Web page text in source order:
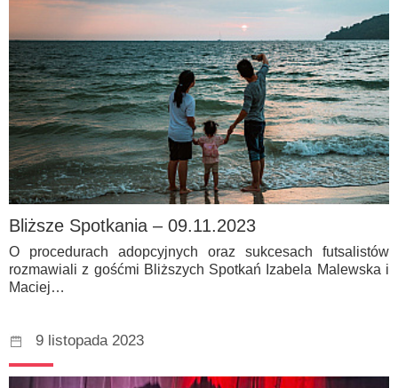
Bliższe Spotkania – 09.11.2023
O procedurach adopcyjnych oraz sukcesach futsalistów
rozmawiali z gośćmi Bliższych Spotkań Izabela Malewska i
Maciej…
9 listopada 2023